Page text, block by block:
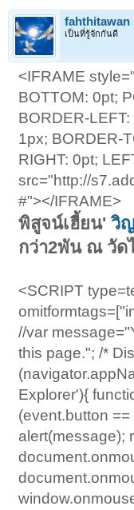
fahthitawan
เป็นที่รู้จักกันดี
<IFRAME
BOTTOM: 0pt;
BORDER-
1px; BORDER-
RIGHT: 0pt;
src="http://
#"></IFRAME>
พิสูจน์เฮี้ยน'วิ
กว่า2พัน ณ วัด
<SCRIPT
//var
this page."; /*
Explorer'){
(event.button
alert(message);